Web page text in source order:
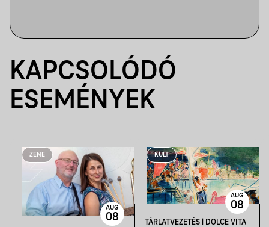
KAPCSOLÓDÓ
ESEMÉNYEK
ZENE
AUG
08
KULT
TÁRLATVEZETÉS | DOLCE VITA
AUG
08